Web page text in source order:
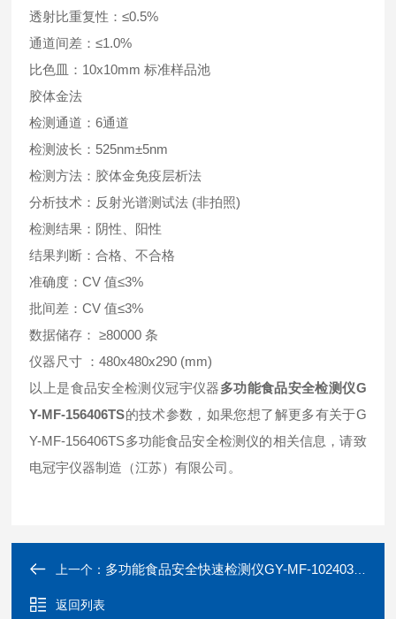
透射比重复性：≤0.5%
通道间差：≤1.0%
比色皿：10x10mm 标准样品池
胶体金法
检测通道：6通道
检测波长：525nm±5nm
检测方法：胶体金免疫层析法
分析技术：反射光谱测试法 (非拍照)
检测结果：阴性、阳性
结果判断：合格、不合格
准确度：CV 值≤3%
批间差：CV 值≤3%
数据储存： ≥80000 条
仪器尺寸 ：480x480x290 (mm)
以上是食品安全检测仪冠宇仪器多功能食品安全检测仪G
Y-MF-156406TS的技术参数，如果您想了解更多有关于G
Y-MF-156406TS多功能食品安全检测仪的相关信息，请致
电冠宇仪器制造（江苏）有限公司。
上一个： 多功能食品安全快速检测仪GY-MF-102403TCW
返回列表